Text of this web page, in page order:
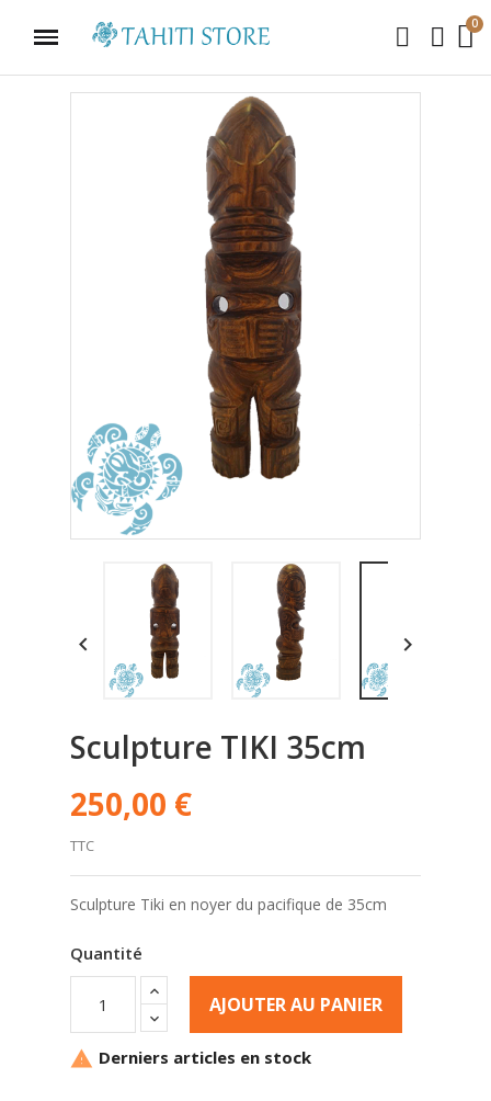
 
Sculpture TIKI 35cm
250,00 €
TTC
Sculpture Tiki en noyer du pacifique de 35cm
Quantité
AJOUTER AU PANIER
 Derniers articles en stock